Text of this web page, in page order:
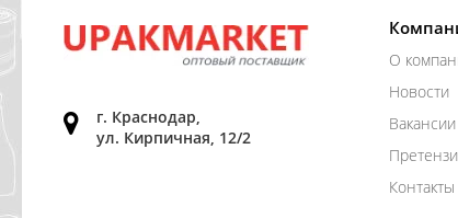
г. Краснодар,
ул. Кирпичная, 12/2
О
Новости
Вакансии
Контакты